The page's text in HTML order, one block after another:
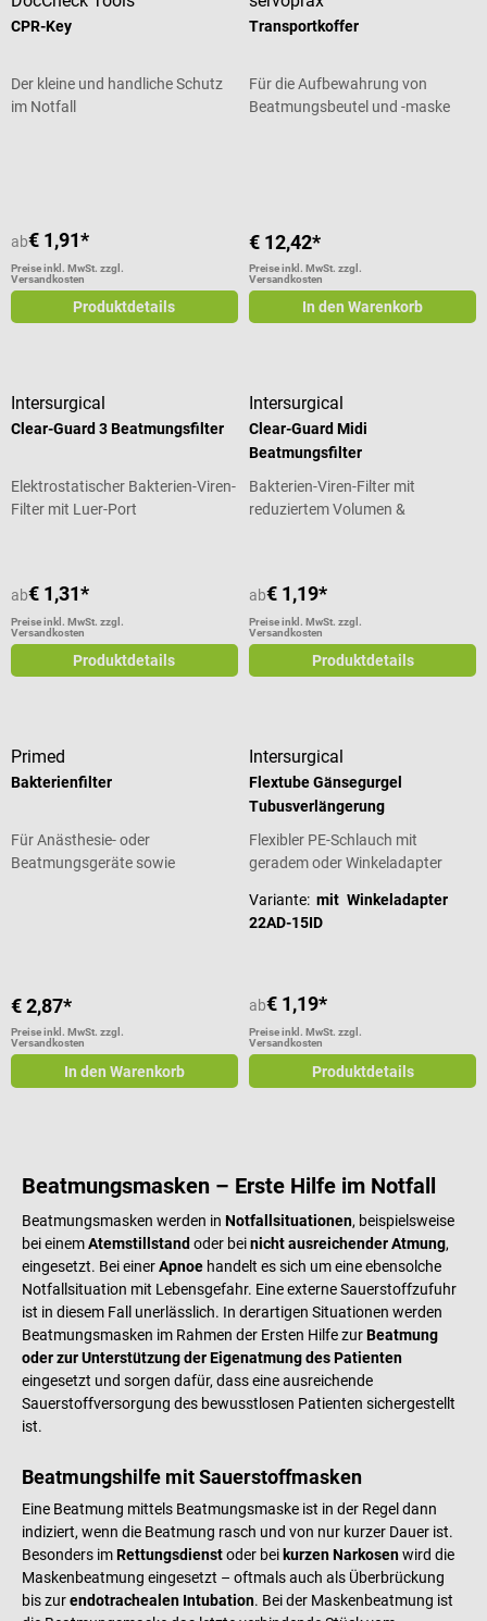
CPR-Key
Der kleine und handliche Schutz
im Notfall
ab€ 1,91*
Preise inkl. MwSt. zzgl.
Versandkosten
Produktdetails
Transportkoffer
Für die Aufbewahrung von
Beatmungsbeutel und -maske
€ 12,42*
Preise inkl. MwSt. zzgl.
Versandkosten
In den Warenkorb
Intersurgical
Clear-Guard 3 Beatmungsfilter
Elektrostatischer Bakterien-Viren-
Filter mit Luer-Port
ab€ 1,31*
Preise inkl. MwSt. zzgl.
Versandkosten
Produktdetails
Intersurgical
Clear-Guard Midi
Beatmungsfilter
Bakterien-Viren-Filter mit
reduziertem Volumen &
ab€ 1,19*
Preise inkl. MwSt. zzgl.
Versandkosten
Produktdetails
Primed
Bakterienfilter
Für Anästhesie- oder
Beatmungsgeräte sowie
€ 2,87*
Preise inkl. MwSt. zzgl.
Versandkosten
In den Warenkorb
Intersurgical
Flextube Gänsegurgel
Tubusverlängerung
Flexibler PE-Schlauch mit
geradem oder Winkeladapter
Variante:mit Winkeladapter
22AD-15ID
ab€ 1,19*
Preise inkl. MwSt. zzgl.
Versandkosten
Produktdetails
Beatmungsmasken – Erste Hilfe im Notfall
Beatmungsmasken werden in Notfallsituationen, beispielsweise
bei einemAtemstillstand oder beinicht ausreichender Atmung,
eingesetzt. Bei einerApnoe handelt es sich um eine ebensolche
Notfallsituation mit Lebensgefahr. Eine externe Sauerstoffzufuhr
ist in diesem Fall unerlässlich. In derartigen Situationen werden
Beatmungsmasken im Rahmen der Ersten Hilfe zurBeatmung
oder zur Unterstützung der Eigenatmung des Patienten
eingesetzt und sorgen dafür, dass eine ausreichende
Sauerstoffversorgung des bewusstlosen Patienten sichergestellt
ist.
Beatmungshilfe mit Sauerstoffmasken
Eine Beatmung mittels Beatmungsmaske ist in der Regel dann
indiziert, wenn die Beatmung rasch und von nur kurzer Dauer ist.
Besonders imRettungsdienstoder bei kurzen Narkosenwird die
Maskenbeatmung eingesetzt – oftmals auch als Überbrückung
bis zurendotrachealen Intubation. Bei der Maskenbeatmung ist